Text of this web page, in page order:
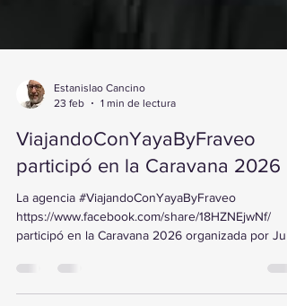
23 feb
1 min de lectura
ViajandoConYayaByFraveo
participó en la Caravana 2026
La agencia #ViajandoConYayaByFraveo
https://www.facebook.com/share/18HZNEjwNf/
participó en la Caravana 2026 organizada por